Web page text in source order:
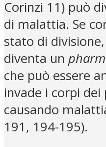
Corinzi 11) può
di malattia. Se
stato di
diventa un
che può essere
invade i corpi
causando
191, 194-195).